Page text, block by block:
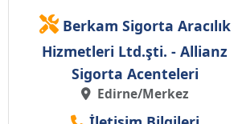
Berkam Sigorta Aracılık
Hizmetleri Ltd.şti. - Allianz
Sigorta Acenteleri
Edirne/Merkez